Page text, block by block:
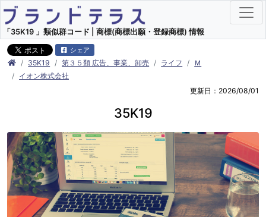
「35K19 」類似群コード | 商標(商標出願・登録商標) 情報
シェア
35K19 第３５類 広告、事業、卸売 ライフ
Ｍ
イオン株式会社
更新日：2026/08/01
35K19